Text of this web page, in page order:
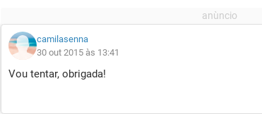
camilasenna
30 out 2015 às 13:41
Vou tentar, obrigada!